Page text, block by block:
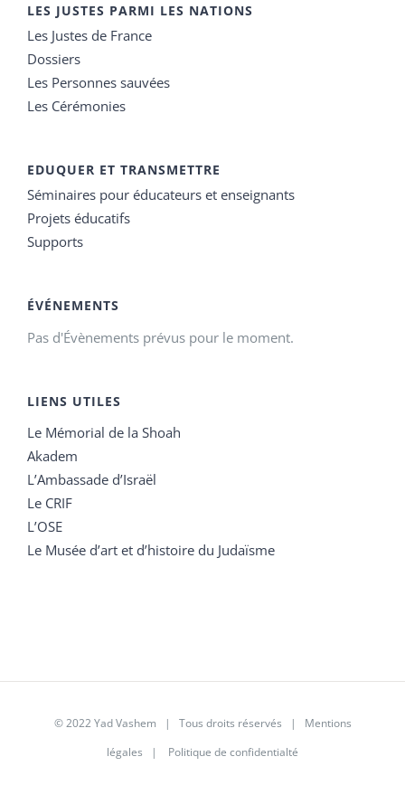
LES JUSTES PARMI LES NATIONS
Les Justes de France
Dossiers
Les Personnes sauvées
Les Cérémonies
EDUQUER ET TRANSMETTRE
Séminaires pour éducateurs et enseignants
Projets éducatifs
Supports
ÉVÉNEMENTS
Pas d'Évènements prévus pour le moment.
LIENS UTILES
Le Mémorial de la Shoah
Akadem
L’Ambassade d’Israël
Le CRIF
L’OSE
Le Musée d’art et d’histoire du Judaïsme
© 2022 Yad Vashem | Tous droits réservés | Mentions
légales | Politique de confidentialté